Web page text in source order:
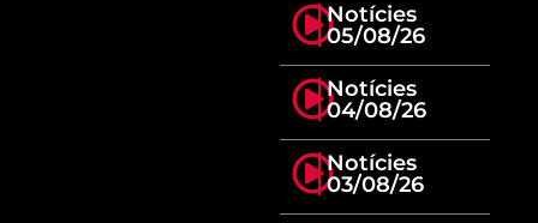
Notícies
05/08/26
Notícies
04/08/26
Notícies
03/08/26